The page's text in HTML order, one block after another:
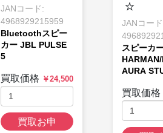
JANコード:
4968929215959
Bluetoothスピー
カー JBL PULSE
5
買取価格 ￥24,500
買取お申
JANコー
スピーカ
HARMAN/
AURA
買取価格